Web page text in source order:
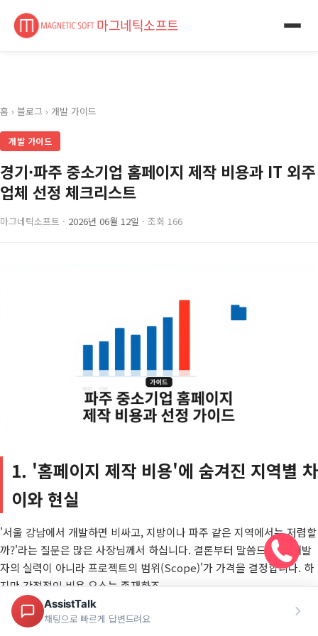
마그네틱소프트
홈 › 블로그 › 개발 가이드
개발 가이드
경기·파주 중소기업 홈페이지 제작 비용과 IT 외주
업체 선정 체크리스트
마그네틱소프트 · 2026년 06월 12일 · 조회 166
1. '홈페이지 제작 비용'에 숨겨진 지역별 차
이와 현실
'서울 강남에서 개발하면 비싸고, 지방이나 파주 같은 지역에서는 저렴할
까?'라는 질문은 많은 사장님께서 하십니다. 결론부터 말씀드리면
'개발
자의 실력이 아니라 프로젝트의 범위(Scope)'가 가격을 결정합니다. 하
지만 간접적인 비용 요소는 존재하죠.
교통비 및 미팅 비용: 서울 중심지 개발사들이 파주나 경기 북부 지역
으로 직접 방문하여 현장 미팅이나 교육을 진행하려면 교통비가 추가